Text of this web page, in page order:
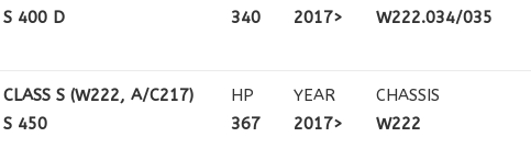
S 400 D
340
2017>
W222.034/035
CLASS S (W222, A/C217)
S 450
HP
367
YEAR
2017>
CHASSIS
W222